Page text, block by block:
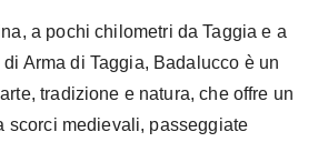
, a pochi chilometri da Taggia e a
di Arma di Taggia, Badalucco è un
arte, tradizione e natura, che offre un
scorci medievali, passeggiate